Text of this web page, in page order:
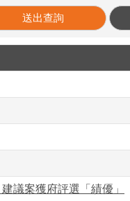
議案獲府評選「績優」